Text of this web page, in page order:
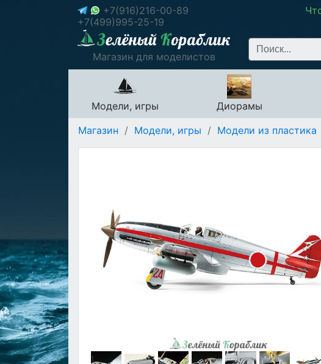
+7(916)216-00-89
+7(499)995-25-19
Магазин для моделистов
Модели, игры Диорамы
Магазин / Модели, игры / Модели из пластика